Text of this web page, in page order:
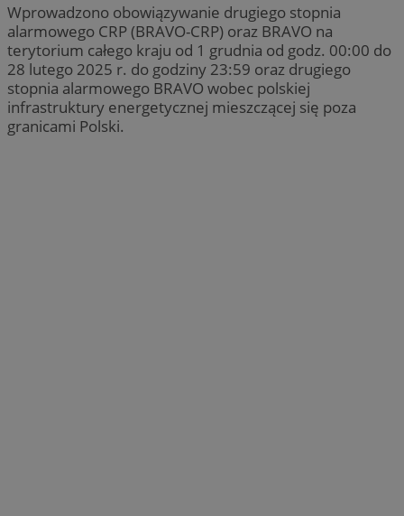
Wprowadzono obowiązywanie drugiego stopnia
alarmowego CRP (BRAVO-CRP) oraz BRAVO na
terytorium całego kraju od 1 grudnia od godz. 00:00 do
28 lutego 2025 r. do godziny 23:59 oraz drugiego
stopnia alarmowego BRAVO wobec polskiej
infrastruktury energetycznej mieszczącej się poza
granicami Polski.